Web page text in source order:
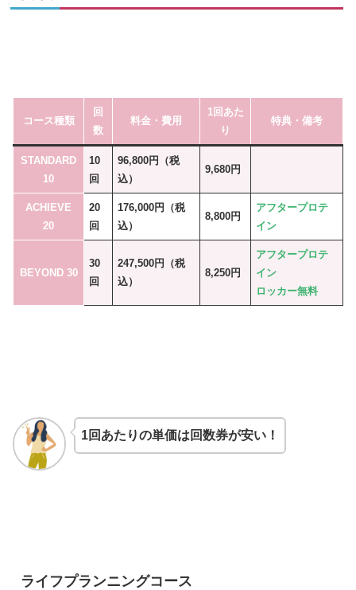
コース種類
回
数
料金・費用
1回あた
り
特典・備考
STANDARD
10
10
回
96,800円（税
込）
9,680円
ACHIEVE
20
20
回
176,000円（税
込）
8,800円
アフタープロテ
イン
BEYOND 30
30
回
247,500円（税
込）
8,250円
アフタープロテ
イン
ロッカー無料
1回あたりの単価は回数券が安い！
ライフプランニングコース